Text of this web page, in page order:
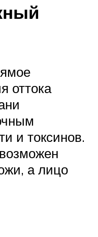
оттока
и токсинов.
а лицо